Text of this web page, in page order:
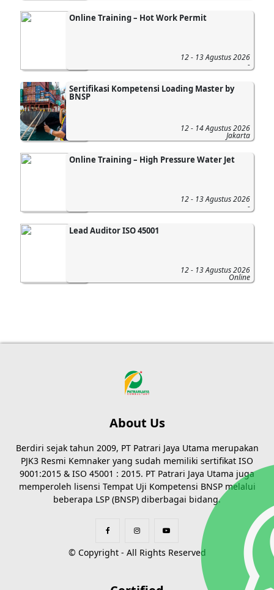
Online Training – Hot Work Permit
12 - 13 Agustus 2026
-
Sertifikasi Kompetensi Loading Master by
BNSP
12 - 14 Agustus 2026
Jakarta
Online Training – High Pressure Water Jet
12 - 13 Agustus 2026
-
Lead Auditor ISO 45001
12 - 13 Agustus 2026
Online
About Us
Berdiri sejak tahun 2009, PT Patrari Jaya Utama merupakan
PJK3 Resmi Kemnaker yang sudah memiliki sertifikat ISO
9001:2015 & ISO 45001 : 2015. PT Patrari Jaya Utama juga
memperoleh lisensi Tempat Uji Kompetensi BNSP melalui
beberapa LSP (BNSP) diberbagai bidang.
© Copyright - All Rights Reserved